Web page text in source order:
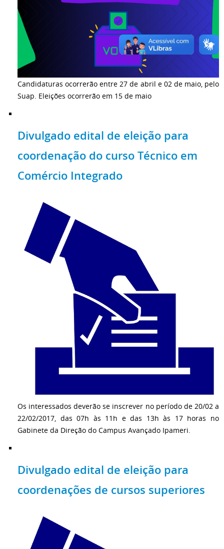
Candidaturas ocorrerão entre 27 de abril e 02 de maio, pelo
Suap. Eleições ocorrerão em 15 de maio
Divulgado edital de eleição para
coordenação do curso Técnico em
Comércio Integrado
Os interessados deverão se inscrever no período de 20/02 a
22/02/2017, das 07h às 11h e das 13h às 17 horas no
Gabinete da Direção do Campus Avançado Ipameri.
Divulgado edital de eleição para
coordenações de cursos superiores